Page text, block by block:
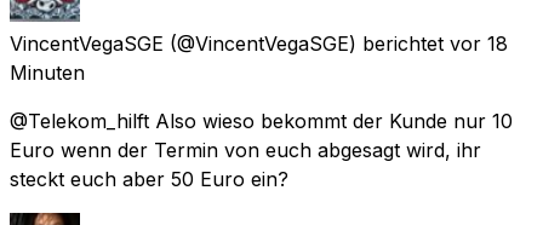
VincentVegaSGE (@VincentVegaSGE) berichtet vor 18
Minuten
@Telekom_hilft Also wieso bekommt der Kunde nur 10
Euro wenn der Termin von euch abgesagt wird, ihr
steckt euch aber 50 Euro ein?